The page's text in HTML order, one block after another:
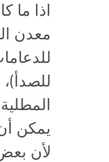
اذا ما
معدن
للصدأ)،
يمكن
لأن